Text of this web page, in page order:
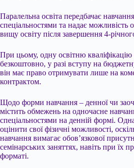
Паралельна освіта передбачає
спеціальностями та надає
вищу освіту після завершення 4-
При цьому, одну освітню кваліфікацію
безкоштовно, у разі вступу на
він має право отримувати лише на
контрактом.
Щодо форми навчання – денної чи
містить обмежень на одночасне
спеціальностями на денній формі.
оцінити свої фізичні можливості,
навчання вимагає обов’язкової
семінарських заняттях, навіть при їх
форматі.